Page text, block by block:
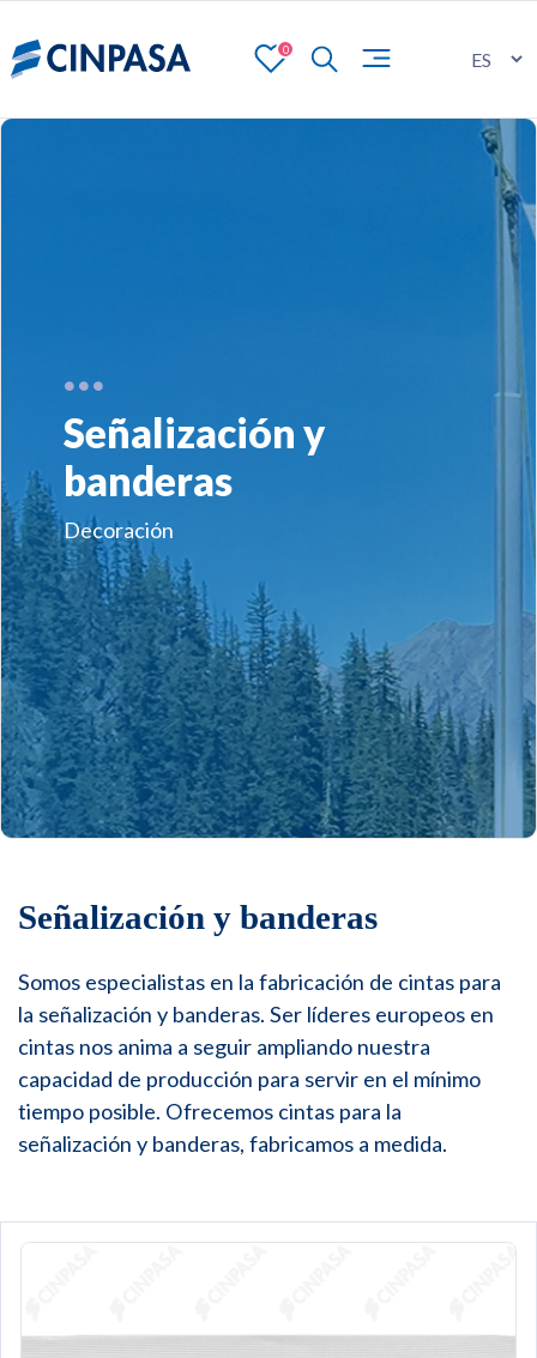
0
Señalización y
banderas
Decoración
Señalización y banderas
Somos especialistas en la fabricación de cintas para
la señalización y banderas. Ser líderes europeos en
cintas nos anima a seguir ampliando nuestra
capacidad de producción para servir en el mínimo
tiempo posible. Ofrecemos cintas para la
señalización y banderas, fabricamos a medida.